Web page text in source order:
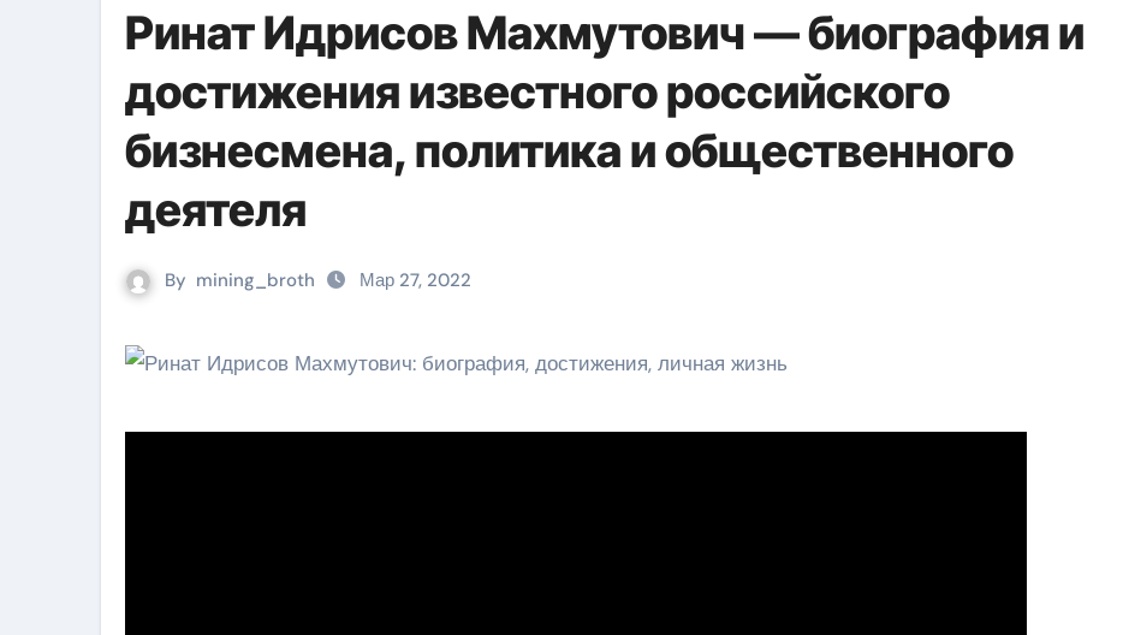
Ринат Идрисов Махмутович — биография и
достижения известного российского
бизнесмена, политика и общественного
деятеля
By mining_broth Мар 27, 2022